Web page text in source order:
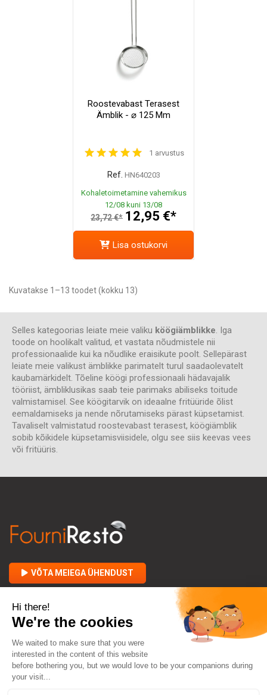
Roostevabast Terasest
Ämblik - ⌀ 125 Mm
1 arvustus
Ref. HN640203
Kohaletoimetamine vahemikus
12/08 kuni 13/08
23,72 €* 12,95 €*
Lisa ostukorvi
Kuvatakse 1–13 toodet (kokku 13)
Selles kategoorias leiate meie valiku köögiämblikke. Iga
toode on hoolikalt valitud, et vastata nõudmistele nii
professionaalide kui ka nõudlike eraisikute poolt. Sellepärast
leiate meie valikust ämblikke parimatelt turul saadaolevatelt
kaubamärkidelt. Tõeline köögi professionaali hädavajalik
tööriist, ämbliklusikas saab teie parimaks abiliseks toitude
valmistamisel. See köögitarvik on ideaalne fritüüride õlist
eemaldamiseks ja nende nõrutamiseks pärast küpsetamist.
Tavaliselt valmistatud roostevabast terasest, köögiämblik
sobib kõikidele küpsetamisviisidele, olgu see siis keevas vees
või fritüüris.
VÕTA MEIEGA ÜHENDUST
FOURNIRESTO KOHTA 
TEIE JA MEIE VAHEL
KONTAKT